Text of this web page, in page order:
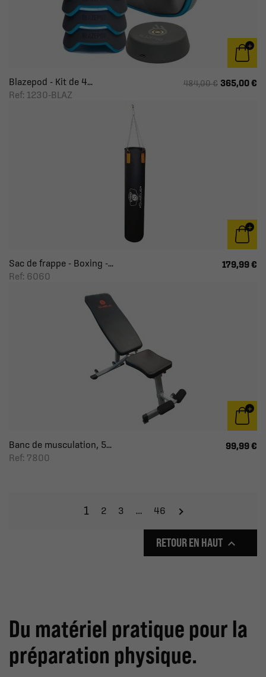
Blazepod - Kit de 4...
Ref: 1230-BLAZ
484,00 € 365,00 €
Sac de frappe - Boxing -...
Ref: 6060
179,99 €
Banc de musculation, 5...
Ref: 7800
99,99 €
1 2 3 … 46
RETOUR EN HAUT 
Du matériel pratique pour la
préparation physique.